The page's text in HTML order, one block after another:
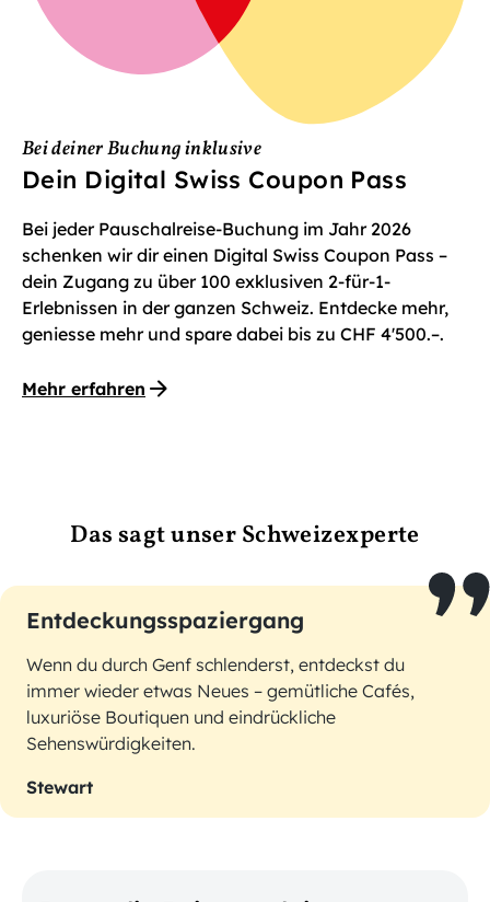
Bei deiner Buchung inklusive
Dein Digital Swiss Coupon Pass
Bei jeder Pauschalreise-Buchung im Jahr 2026
schenken wir dir einen Digital Swiss Coupon Pass –
dein Zugang zu über 100 exklusiven 2-für-1-
Erlebnissen in der ganzen Schweiz. Entdecke mehr,
geniesse mehr und spare dabei bis zu CHF 4'500.–.
Mehr erfahren
Das sagt unser Schweizexperte
Entdeckungsspaziergang
Wenn du durch Genf schlenderst, entdeckst du
immer wieder etwas Neues – gemütliche Cafés,
luxuriöse Boutiquen und eindrückliche
Sehenswürdigkeiten.
Stewart